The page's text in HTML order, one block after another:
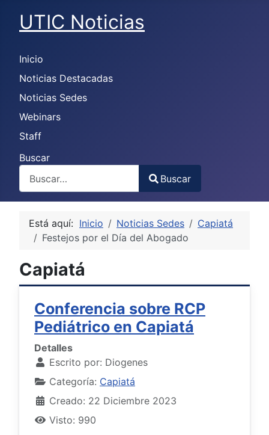
UTIC Noticias
Inicio
Noticias Destacadas
Noticias Sedes
Webinars
Staff
Buscar
Type 2 or more characters for results.
Buscar
Está aquí: Inicio Noticias Sedes
Capiatá
Festejos por el Día del Abogado
Capiatá
Conferencia sobre RCP
Pediátrico en Capiatá
Detalles
Escrito por: Diogenes
Categoría: Capiatá
Creado: 22 Diciembre 2023
Visto: 990